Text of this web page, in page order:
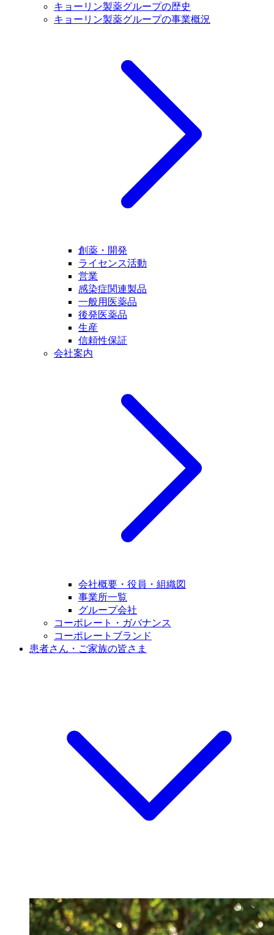
キョーリン製薬グループの歴史
キョーリン製薬グループの事業概況
創薬・開発
ライセンス活動
営業
感染症関連製品
一般用医薬品
後発医薬品
生産
信頼性保証
会社案内
会社概要・役員・組織図
事業所一覧
グループ会社
コーポレート・ガバナンス
コーポレートブランド
患者さん・ご家族の皆さま